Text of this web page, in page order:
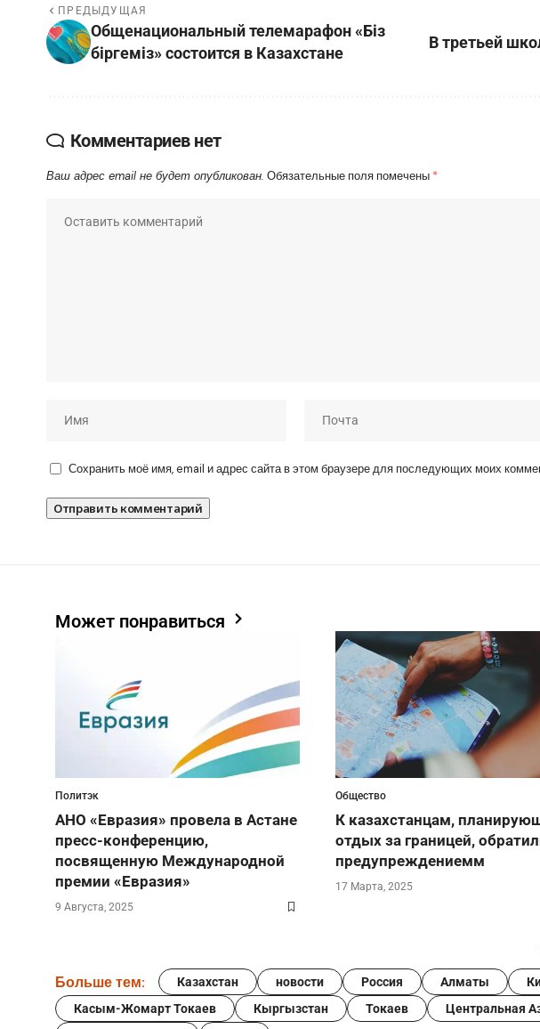
ПРЕДЫДУЩАЯ
Общенациональный телемарафон «Біз
біргеміз» состоится в Казахстане
В третьей
Комментариев нет
Ваш адрес email не будет опубликован. Обязательные поля помечены *
Сохранить моё имя, email и адрес сайта в этом браузере для последующих моих
Может понравиться
Политэк
АНО «Евразия» провела в Астане
пресс-конференцию,
посвященную Международной
премии «Евразия»
9 Августа, 2025
Общество
К казахстанцам,
отдых за границей,
предупреждениемм
17 Марта, 2025
Больше тем: Казахстан новости Россия Алматы
Касым-Жомарт Токаев
Кыргызстан Токаев Центральная